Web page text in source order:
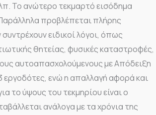
Το ανώτερο τεκμαρτό εισόδημα
προβλέπεται πλήρης
ειδικοί λόγοι, όπως
θητείας, φυσικές καταστροφές,
αυτοαπασχολούμενους με Απόδειξη
ενώ η απαλλαγή αφορά και
το ύψους του τεκμηρίου είναι ο
ανάλογα με τα χρόνια της